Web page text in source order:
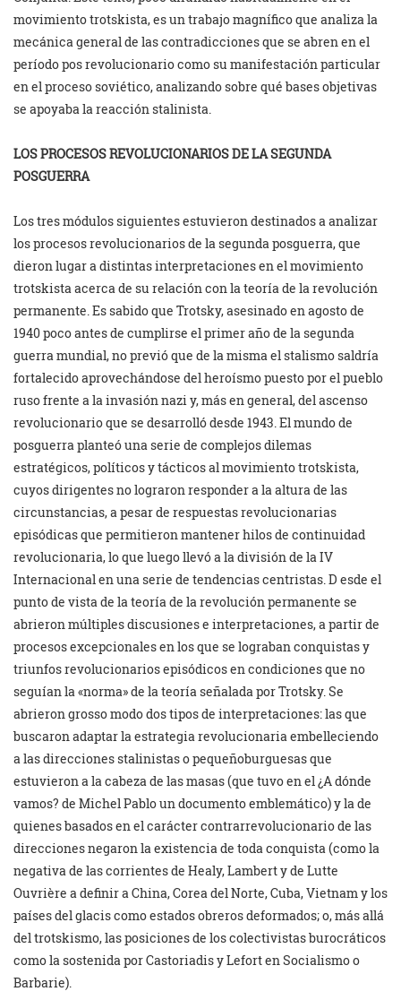
movimiento trotskista, es un trabajo magnífico que analiza la
mecánica general de las contradicciones que se abren en el
período pos revolucionario como su manifestación particular
en el proceso soviético, analizando sobre qué bases objetivas
se apoyaba la reacción stalinista.
LOS PROCESOS REVOLUCIONARIOS DE LA SEGUNDA
POSGUERRA
Los tres módulos siguientes estuvieron destinados a analizar
los procesos revolucionarios de la segunda posguerra, que
dieron lugar a distintas interpretaciones en el movimiento
trotskista acerca de su relación con la teoría de la revolución
permanente. Es sabido que Trotsky, asesinado en agosto de
1940 poco antes de cumplirse el primer año de la segunda
guerra mundial, no previó que de la misma el stalismo saldría
fortalecido aprovechándose del heroísmo puesto por el pueblo
ruso frente a la invasión nazi y, más en general, del ascenso
revolucionario que se desarrolló desde 1943. El mundo de
posguerra planteó una serie de complejos dilemas
estratégicos, políticos y tácticos al movimiento trotskista,
cuyos dirigentes no lograron responder a la altura de las
circunstancias, a pesar de respuestas revolucionarias
episódicas que permitieron mantener hilos de continuidad
revolucionaria, lo que luego llevó a la división de la IV
Internacional en una serie de tendencias centristas. D esde el
punto de vista de la teoría de la revolución permanente se
abrieron múltiples discusiones e interpretaciones, a partir de
procesos excepcionales en los que se lograban conquistas y
triunfos revolucionarios episódicos en condiciones que no
seguían la «norma» de la teoría señalada por Trotsky. Se
abrieron grosso modo dos tipos de interpretaciones: las que
buscaron adaptar la estrategia revolucionaria embelleciendo
a las direcciones stalinistas o pequeñoburguesas que
estuvieron a la cabeza de las masas (que tuvo en el ¿A dónde
vamos? de Michel Pablo un documento emblemático) y la de
quienes basados en el carácter contrarrevolucionario de las
direcciones negaron la existencia de toda conquista (como la
negativa de las corrientes de Healy, Lambert y de Lutte
Ouvrière a definir a China, Corea del Norte, Cuba, Vietnam y los
países del glacis como estados obreros deformados; o, más allá
del trotskismo, las posiciones de los colectivistas burocráticos
como la sostenida por Castoriadis y Lefort en Socialismo o
Barbarie).